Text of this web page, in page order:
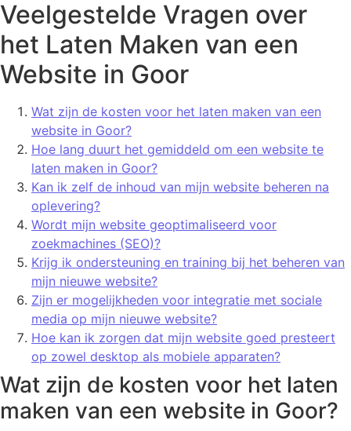
Veelgestelde Vragen over
het Laten Maken van een
Website in Goor
Wat zijn de kosten voor het laten maken van een
website in Goor?
Hoe lang duurt het gemiddeld om een website te
laten maken in Goor?
Kan ik zelf de inhoud van mijn website beheren na
oplevering?
Wordt mijn website geoptimaliseerd voor
zoekmachines (SEO)?
Krijg ik ondersteuning en training bij het beheren van
mijn nieuwe website?
Zijn er mogelijkheden voor integratie met sociale
media op mijn nieuwe website?
Hoe kan ik zorgen dat mijn website goed presteert
op zowel desktop als mobiele apparaten?
Wat zijn de kosten voor het laten
maken van een website in Goor?